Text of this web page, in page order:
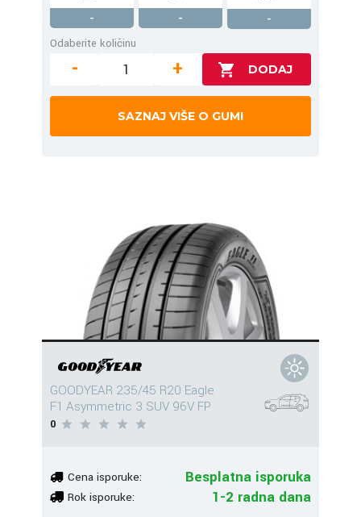
- -
-
Odaberite količinu
- +
SAZNAJ VIŠE O GUMI
GOODYEAR 235/45 R20 Eagle
F1 Asymmetric 3 SUV 96V FP
0
Cena isporuke: Besplatna isporuka
Rok isporuke: 1-2 radna dana